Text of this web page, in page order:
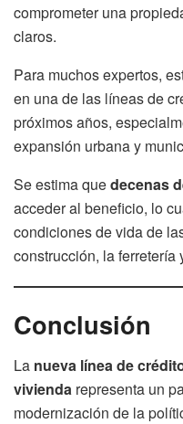
comprometer una
claros.
Para muchos expertos,
en una de las líneas de
próximos años,
expansión urbana y
Se estima quedecenas
acceder al beneficio, lo
condiciones de vida de
construcción, la
Conclusión
La nueva línea de
vivienda representa un
modernización de la